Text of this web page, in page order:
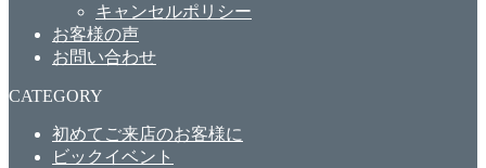
キャンセルポリシー
お客様の声
お問い合わせ
CATEGORY
初めてご来店のお客様に
ビックイベント